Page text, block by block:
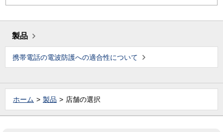
製品
携帯電話の電波防護への適合性について
ホーム 製品 店舗の選択